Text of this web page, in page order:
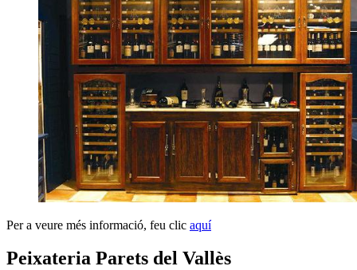
Per a veure més informació, feu clic aquí
Peixateria Parets del Vallès